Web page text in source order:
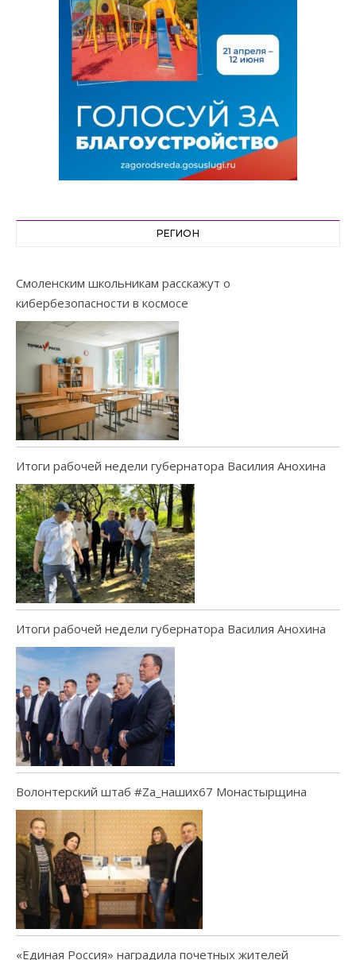
РЕГИОН
Смоленским школьникам расскажут о
кибербезопасности в космосе
Итоги рабочей недели губернатора Василия Анохина
Итоги рабочей недели губернатора Василия Анохина
Волонтерский штаб #Za_наших67 Монастырщина
«Единая Россия» наградила почетных жителей